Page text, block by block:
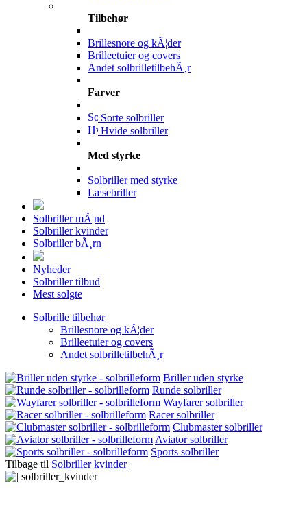
Tilbehør
Brillesnore og kÃ¦der
Brilleetuier og covers
Andet solbrilletilbehÃ¸r
Farver
Sorte solbriller
Hvide solbriller
Med styrke
Solbriller med styrke
Læsebriller
Solbriller mÃ¦nd
Solbriller kvinder
Solbriller bÃ¸rn
Nyheder
Solbriller tilbud
Mest solgte
Solbrille tilbehør
Brillesnore og kÃ¦der
Brilleetuier og covers
Andet solbrilletilbehÃ¸r
Briller uden styrke
Runde solbriller
Wayfarer solbriller
Racer solbriller
Clubmaster solbriller
Aviator solbriller
Sports solbriller
Tilbage til Solbriller kvinder